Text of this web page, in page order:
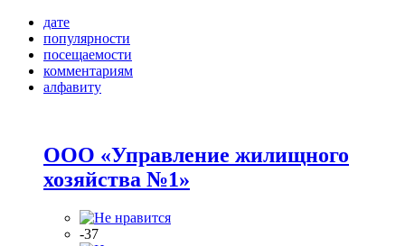
дате
популярности
посещаемости
комментариям
алфавиту
ООО «Управление жилищного
хозяйства №1»
-37